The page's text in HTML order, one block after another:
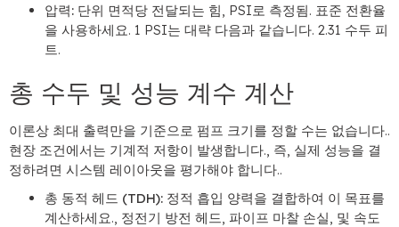
압력: 단위 면적당 전달되는 힘, PSI로 측정됨. 표준 전환율
을 사용하세요. 1 PSI는 대략 다음과 같습니다. 2.31 수두 피
트.
총 수두 및 성능 계수 계산
이론상 최대 출력만을 기준으로 펌프 크기를 정할 수는 없습니다..
현장 조건에서는 기계적 저항이 발생합니다., 즉, 실제 성능을 결
정하려면 시스템 레이아웃을 평가해야 합니다..
총 동적 헤드 (TDH): 정적 흡입 양력을 결합하여 이 목표를
계산하세요., 정전기 방전 헤드, 파이프 마찰 손실, 및 속도